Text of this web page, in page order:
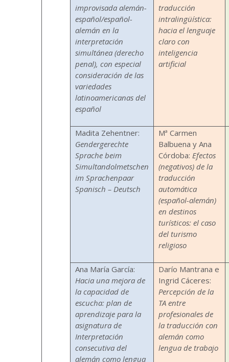
improvisada alemán-
español/español-
alemán en la
interpretación
simultánea (derecho
penal), con especial
consideración de las
variedades
latinoamericanas del
español
traducción
intralingüística:
hacia el lenguaje
claro con
inteligencia
artificial
Madita Zehentner:
Gendergerechte
Sprache beim
Simultandolmetschen
im Sprachenpaar
Spanisch – Deutsch
Mª Carmen
Balbuena y Ana
Córdoba: Efectos
(negativos) de la
traducción
automática
(español-alemán)
en destinos
turísticos: el caso
del turismo
religioso
Ana María García:
Hacia una mejora de
la capacidad de
escucha: plan de
aprendizaje para la
asignatura de
Interpretación
consecutiva del
alemán como lengua
Darío Mantrana e
Ingrid Cáceres:
Percepción de la
TA entre
profesionales de
la traducción con
alemán como
lengua de trabajo